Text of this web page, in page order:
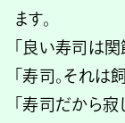
ます。
「良い寿司は
「寿司。それ
「寿司だから寂